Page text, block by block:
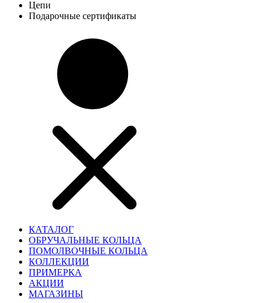
Цепи
Подарочные сертификаты
КАТАЛОГ
ОБРУЧАЛЬНЫЕ КОЛЬЦА
ПОМОЛВОЧНЫЕ КОЛЬЦА
КОЛЛЕКЦИИ
ПРИМЕРКА
АКЦИИ
МАГАЗИНЫ